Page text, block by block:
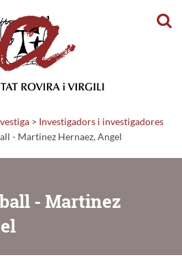
> Investigadors i investigadores
- Martinez Hernaez, Angel
- Martinez